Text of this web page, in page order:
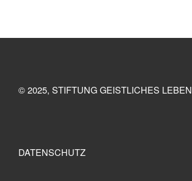
© 2025, STIFTUNG GEISTLICHES LEBEN
DATENSCHUTZ